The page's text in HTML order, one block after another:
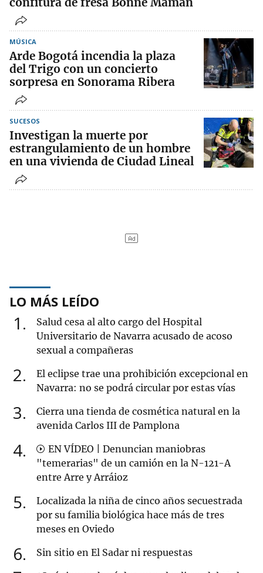
MÚSICA
Arde Bogotá incendia la plaza
del Trigo con un concierto
sorpresa en Sonorama Ribera
SUCESOS
Investigan la muerte por
estrangulamiento de un hombre
en una vivienda de Ciudad Lineal
LO MÁS LEÍDO
1
Salud cesa al alto cargo del Hospital
Universitario de Navarra acusado de acoso
sexual a compañeras
2
El eclipse trae una prohibición excepcional en
Navarra: no se podrá circular por estas vías
3
Cierra una tienda de cosmética natural en la
avenida Carlos III de Pamplona
4
EN VÍDEO | Denuncian maniobras
"temerarias" de un camión en la N-121-A
entre Arre y Arráioz
5
Localizada la niña de cinco años secuestrada
por su familia biológica hace más de tres
meses en Oviedo
6 Sin sitio en El Sadar ni respuestas